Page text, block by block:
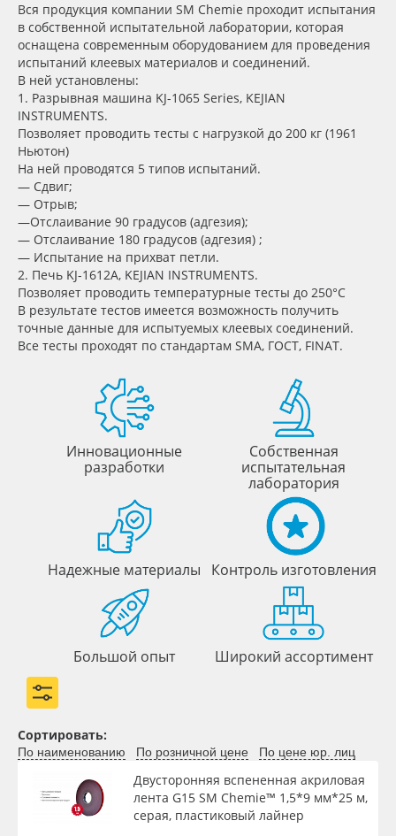
Избранное
8 800 550 7888
Москва
Упаковочные материалы
Оборудование и инструмент
Новинки ассортимента
Oracal 641
Orajet 3640
Плёнка монтажная Oratape
ПЭТ листовой
ПЭТ бэклит
Вспененный ПВХ
Баннер
Вся продукция компании SM Chemie проходит испытания
в собственной испытательной лаборатории, которая
оснащена современным оборудованием для проведения
испытаний клеевых материалов и соединений.
В ней установлены:
1. Разрывная машина KJ-1065 Series, KEJIAN
INSTRUMENTS.
Позволяет проводить тесты c нагрузкой до 200 кг (1961
Ньютон)
На ней проводятся 5 типов испытаний.
— Сдвиг;
— Отрыв;
—Отслаивание 90 градусов (адгезия);
— Отслаивание 180 градусов (адгезия) ;
— Испытание на прихват петли.
2. Печь KJ-1612A, KEJIAN INSTRUMENTS.
Позволяет проводить температурные тесты до 250°С
В результате тестов имеется возможность получить
точные данные для испытуемых клеевых соединений.
Все тесты проходят по стандартам SMA, ГОСТ, FINAT.
Инновационные
разработки
Собственная
испытательная
лаборатория
Надежные материалы Контроль изготовления
Большой опыт Широкий ассортимент
Сортировать:
По наименованию По розничной цене По цене юр. лиц
Двусторонняя вспененная акриловая
лента G15 SM Chemie™ 1,5*9 мм*25 м,
серая, пластиковый лайнер